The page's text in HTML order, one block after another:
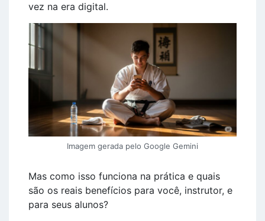
vez na era digital.
Imagem gerada pelo Google Gemini
Mas como isso funciona na prática e quais
são os reais benefícios para você, instrutor, e
para seus alunos?